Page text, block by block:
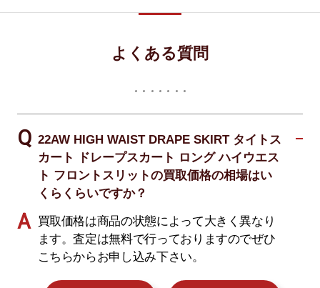
よくある質問
22AW HIGH WAIST DRAPE SKIRT タイトス
カート ドレープスカート ロング ハイウエス
ト フロントスリットの買取価格の相場はい
くらくらいですか？
買取価格は商品の状態によって大きく異なり
ます。査定は無料で行っておりますのでぜひ
こちらからお申し込み下さい。